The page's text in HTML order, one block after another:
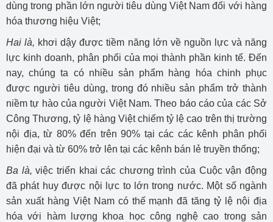
dùng trong phần lớn người tiêu dùng Việt Nam đối với hàng
hóa thương hiệu Việt;
Hai là, khơi dậy được tiềm năng lớn về nguồn lực và năng
lực kinh doanh, phân phối của mọi thành phần kinh tế. Đến
nay, chúng ta có nhiều sản phẩm hàng hóa chinh phục
được người tiêu dùng, trong đó nhiều sản phẩm trở thành
niềm tự hào của người Việt Nam. Theo báo cáo của các Sở
Công Thương, tỷ lệ hàng Việt chiếm tỷ lệ cao trên thị trường
nội địa, từ 80% đến trên 90% tại các các kênh phân phối
hiện đại và từ 60% trở lên tại các kênh bán lẻ truyền thống;
Ba là,việc triển khai các chương trình của Cuộc vận động
đã phát huy được nội lực to lớn trong nước. Một số ngành
sản xuất hàng Việt Nam có thế mạnh đã tăng tỷ lệ nội địa
hóa với hàm lượng khoa học công nghệ cao trong sản